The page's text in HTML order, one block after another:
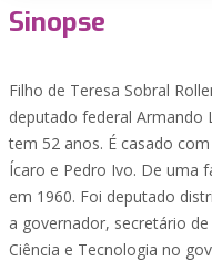
Sinopse
Filho de Teresa Sobral
deputado federal Armando
tem 52 anos. É casado
Ícaro e Pedro Ivo. De uma
em 1960. Foi deputado
a governador, secretário
Ciência e Tecnologia no